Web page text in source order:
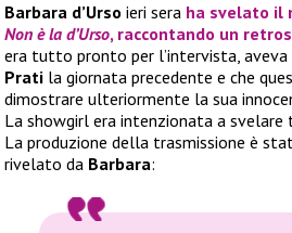
Barbara d’Urso ieri sera ha svelato il
Non è la d’Urso, raccontando un
era tutto pronto per l’intervista,
Prati la giornata precedente e che
dimostrare ulteriormente la sua
La showgirl era intenzionata a
La produzione della trasmissione è
rivelato da Barbara: